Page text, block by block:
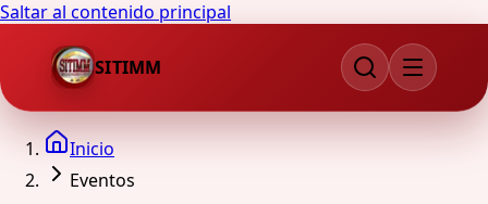
Saltar al contenido principal
SITIMM
Inicio
Eventos